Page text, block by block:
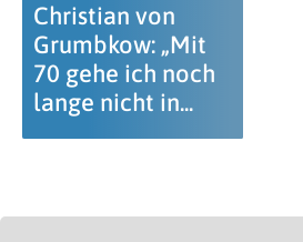
Christian von
Grumbkow: „Mit
70 gehe ich noch
lange nicht in...